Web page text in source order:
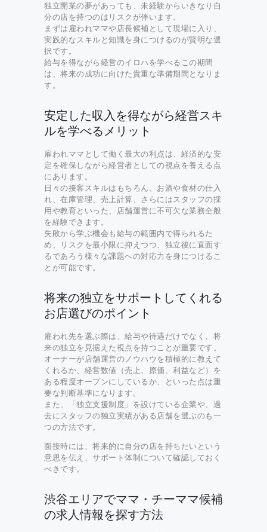
独立開業の夢があっても、未経験からいきなり自
分の店を持つのはリスクが伴います。
まずは雇われママや店長候補として現場に入り、
実践的なスキルと知識を身につけるのが賢明な選
択です。
給与を得ながら経営のイロハを学べるこの期間
は、将来の成功に向けた貴重な準備期間となりま
す。
安定した収入を得ながら経営スキ
ルを学べるメリット
雇われママとして働く最大の利点は、経済的な安
定を確保しながら経営者としての視点を養える点
にあります。
日々の接客スキルはもちろん、お酒や食材の仕入
れ、在庫管理、売上計算、さらにはスタッフの採
用や教育といった、店舗運営に不可欠な業務全般
を経験できます。
失敗から学ぶ機会も給与の範囲内で得られるた
め、リスクを最小限に抑えつつ、独立後に直面す
るであろう様々な課題への対応力を身につけるこ
とが可能です。
将来の独立をサポートしてくれる
お店選びのポイント
雇われ先を選ぶ際は、給与や待遇だけでなく、将
来の独立を見据えた視点を持つことが重要です。
オーナーが店舗運営のノウハウを積極的に教えて
くれるか、経営数値（売上、原価、利益など）を
ある程度オープンにしているか、といった点は重
要な判断基準になります。
また、「独立支援制度」を設けている企業や、過
去にスタッフの独立実績がある店舗を選ぶのも一
つの方法です。
面接時には、将来的に自分の店を持ちたいという
意思を伝え、サポート体制について確認しておく
べきです。
渋谷エリアでママ・チーママ候補
の求人情報を探す方法